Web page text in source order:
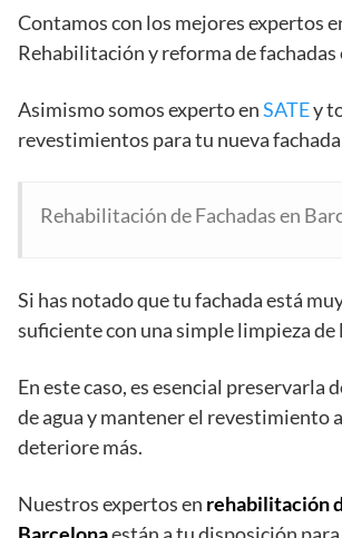
Contamos con los mejores expertos
Rehabilitación y reforma de fachadas
Asimismo somos experto enSATEy
revestimientos para tu nueva
Rehabilitación de Fachadas en
Si has notado que tu fachada está
suficiente con una simple limpieza de
En este caso, es esencial preservarla
de agua y mantener el revestimiento
deteriore más.
Nuestros expertos en rehabilitación